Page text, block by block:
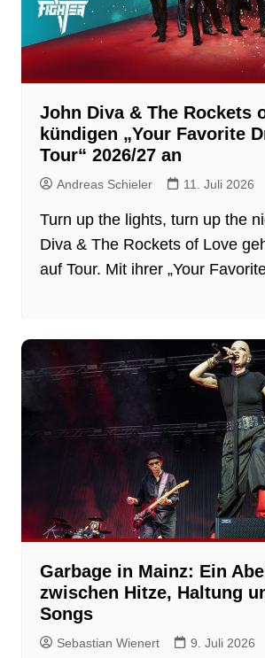
John Diva & The Rockets
kündigen „Your Favorite
Tour“ 2026/27 an
Andreas Schieler 11. Juli 2026
Turn up the lights, turn up the
Diva & The Rockets of Love
auf Tour. Mit ihrer „Your
Garbage in Mainz: Ein
zwischen Hitze, Haltung
Songs
Sebastian Wienert 9. Juli 2026